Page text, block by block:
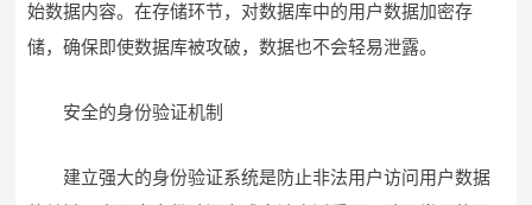
始数据内容。在存储环节，对数据库中的用户数据加密存
储，确保即使数据库被攻破，数据也不会轻易泄露。
安全的身份验证机制
建立强大的身份验证系统是防止非法用户访问用户数据